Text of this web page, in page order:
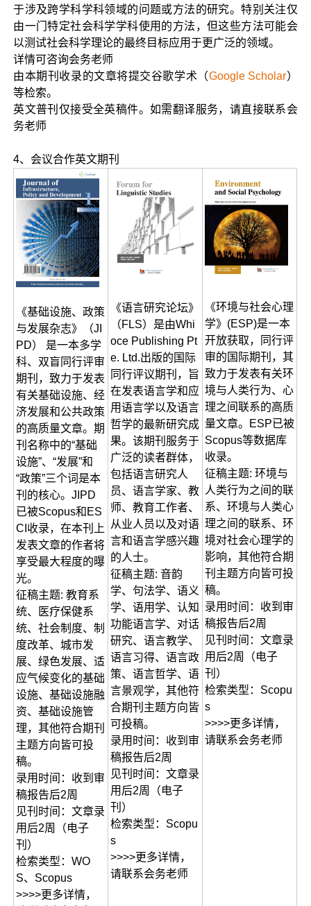
于涉及跨学科学科领域的问题或方法的研究。特别关注仅
由一门特定社会科学学科使用的方法，但这些方法可能会
以测试社会科学理论的最终目标应用于更广泛的领域。
详情可咨询会务老师
由本期刊收录的文章将提交谷歌学术（Google Scholar）
等检索。
英文普刊仅接受全英稿件。如需翻译服务，请直接联系会
务老师
4、会议合作英文期刊
《基础设施、政策
与发展杂志》（JI
PD） 是一本多学
科、双盲同行评审
期刊，致力于发表
有关基础设施、经
济发展和公共政策
的高质量文章。期
刊名称中的“基础
设施”、“发展”和
“政策”三个词是本
刊的核心。JIPD
已被Scopus和ES
CI收录，在本刊上
发表文章的作者将
享受最大程度的曝
光。
征稿主题: 教育系
统、医疗保健系
统、社会制度、制
度改革、城市发
展、绿色发展、适
应气候变化的基础
设施、基础设施融
资、基础设施管
理，其他符合期刊
主题方向皆可投
稿。
录用时间：收到审
稿报告后2周
见刊时间：文章录
用后2周（电子
刊）
检索类型：WO
S、Scopus
>>>>更多详情，
《语言研究论坛》
（FLS）是由Whi
oce Publishing Pt
e. Ltd.出版的国际
同行评议期刊，旨
在发表语言学和应
用语言学以及语言
哲学的最新研究成
果。该期刊服务于
广泛的读者群体，
包括语言研究人
员、语言学家、教
师、教育工作者、
从业人员以及对语
言和语言学感兴趣
的人士。
征稿主题: 音韵
学、句法学、语义
学、语用学、认知
功能语言学、对话
研究、语言教学、
语言习得、语言政
策、语言哲学、语
言景观学，其他符
合期刊主题方向皆
可投稿。
录用时间：收到审
稿报告后2周
见刊时间：文章录
用后2周（电子
刊）
检索类型：Scopu
s
>>>>更多详情，
请联系会务老师
《环境与社会心理
学》(ESP)是一本
开放获取，同行评
审的国际期刊，其
致力于发表有关环
境与人类行为、心
理之间联系的高质
量文章。ESP已被
Scopus等数据库
收录。
征稿主题: 环境与
人类行为之间的联
系、环境与人类心
理之间的联系、环
境对社会心理学的
影响，其他符合期
刊主题方向皆可投
稿。
录用时间：收到审
稿报告后2周
见刊时间：文章录
用后2周（电子
刊）
检索类型：Scopu
s
>>>>更多详情，
请联系会务老师